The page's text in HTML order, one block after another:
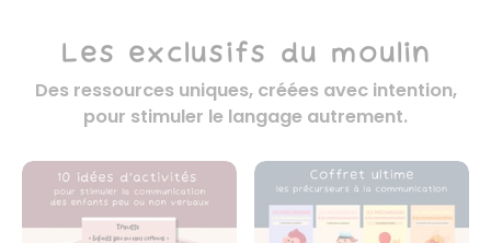
Les exclusifs du moulin
Des ressources uniques, créées avec intention,
pour stimuler le langage autrement.